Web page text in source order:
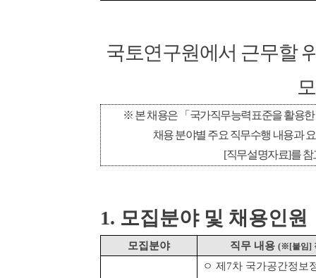
국토연구원에서 근무할
※ 본 채용은 「 국가직무능력표준을 활용
채용 분야별 주요 직무수행 내용과
[직무설명자료]를 참
1. 모집분야 및 채용인원
모집분야 직무 내용 (※ [붙임]
ㅇ 제 7차 국가공간정보